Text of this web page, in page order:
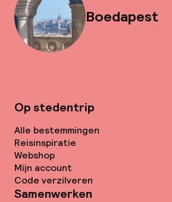
Boedapest
Op stedentrip
Alle bestemmingen
Reisinspiratie
Webshop
Mijn account
Code verzilveren
Samenwerken